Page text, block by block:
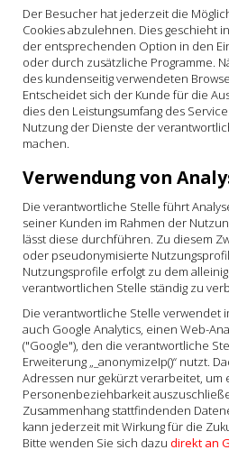
Der Besucher hat jederzeit die
Cookies abzulehnen. Dies geschieht
der entsprechenden Option in den
oder durch zusätzliche Programme.
des kundenseitig verwendeten
Entscheidet sich der Kunde für die
dies den Leistungsumfang des
Nutzung der Dienste der
machen.
Verwendung von
Die verantwortliche Stelle führt
seiner Kunden im Rahmen der
lässt diese durchführen. Zu diesem
oder pseudonymisierte
Nutzungsprofile erfolgt zu dem
verantwortlichen Stelle ständig zu
Die verantwortliche Stelle verwendet
auch Google Analytics, einen Web-
("Google"), den die verantwortliche
Erweiterung „_anonymizeIp()“ nutzt.
Adressen nur gekürzt verarbeitet, um
Personenbeziehbarkeit
Zusammenhang stattfindenden
kann jederzeit mit Wirkung für die
Bitte wenden Sie sich dazu direkt an